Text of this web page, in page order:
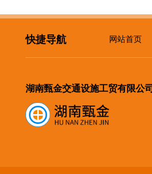
快捷导航 网站首页
湖南甄金交通设施工贸有限公司